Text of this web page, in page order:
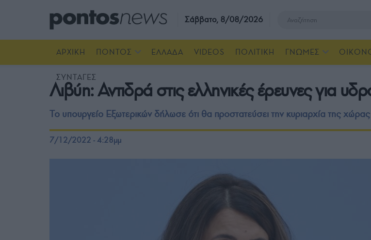
Σάββατο, 8/08/2026
ΑΡΧΙΚΗ ΠΟΝΤΟΣ ΕΛΛΑΔΑ VIDEOS ΠΟΛΙΤΙΚΗ ΓΝΩΜΕΣ
ΣΥΝΤΑΓΕΣ
Λιβύη: Αντιδρά στις ελληνικές έρευνες για
Το υπουργείο Εξωτερικών δήλωσε ότι θα προστατεύσει την κυριαρχία της
7/12/2022 - 4:28μμ